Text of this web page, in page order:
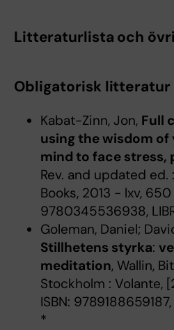
Litteraturlista och
Obligatorisk litteratur
Kabat-Zinn, Jon, Full
using the wisdom of
mind to face stress,
Rev. and updated ed.
Books, 2013 - lxv, 650
9780345536938,
Goleman, Daniel;
Stillhetens styrka:
meditation, Wallin,
Stockholm : Volante,
ISBN:
*